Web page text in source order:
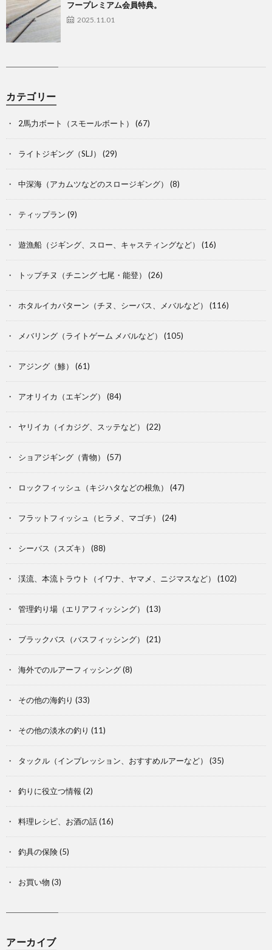
フープレミアム会員特典。
2025.11.01
カテゴリー
2馬力ボート（スモールボート） (67)
ライトジギング（SLJ） (29)
中深海（アカムツなどのスロージギング） (8)
ティップラン (9)
遊漁船（ジギング、スロー、キャスティングなど） (16)
トップチヌ（チニング 七尾・能登） (26)
ホタルイカパターン（チヌ、シーバス、メバルなど） (116)
メバリング（ライトゲーム メバルなど） (105)
アジング（鯵） (61)
アオリイカ（エギング） (84)
ヤリイカ（イカジグ、スッテなど） (22)
ショアジギング（青物） (57)
ロックフィッシュ（キジハタなどの根魚） (47)
フラットフィッシュ（ヒラメ、マゴチ） (24)
シーバス（スズキ） (88)
渓流、本流トラウト（イワナ、ヤマメ、ニジマスなど） (102)
管理釣り場（エリアフィッシング） (13)
ブラックバス（バスフィッシング） (21)
海外でのルアーフィッシング(8)
その他の海釣り (33)
その他の淡水の釣り (11)
タックル（インプレッション、おすすめルアーなど） (35)
釣りに役立つ情報 (2)
料理レシピ、お酒の話(16)
釣具の保険(5)
お買い物 (3)
アーカイブ